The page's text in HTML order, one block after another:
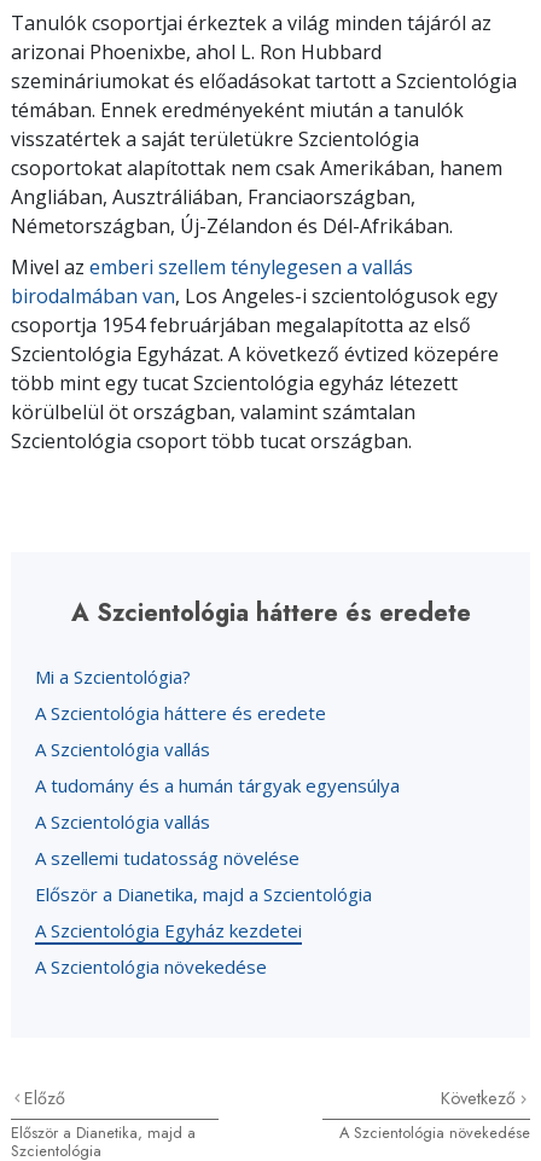
Tanulók csoportjai érkeztek a világ minden tájáról az
arizonai Phoenixbe, ahol L. Ron Hubbard
szemináriumokat és előadásokat tartott a Szcientológia
témában. Ennek eredményeként miután a tanulók
visszatértek a saját területükre Szcientológia
csoportokat alapítottak nem csak Amerikában, hanem
Angliában, Ausztráliában, Franciaországban,
Németországban, Új-Zélandon és Dél-Afrikában.
Mivel az emberi szellem ténylegesen a vallás
birodalmában van, Los Angeles-i szcientológusok egy
csoportja 1954 februárjában megalapította az első
Szcientológia Egyházat. A következő évtized közepére
több mint egy tucat Szcientológia egyház létezett
körülbelül öt országban, valamint számtalan
Szcientológia csoport több tucat országban.
A Szcientológia háttere és eredete
Mi a Szcientológia?
A Szcientológia háttere és eredete
A Szcientológia vallás
A tudomány és a humán tárgyak egyensúlya
A Szcientológia vallás
A szellemi tudatosság növelése
Először a Dianetika, majd a Szcientológia
A Szcientológia Egyház kezdetei
A Szcientológia növekedése
Előző
Először a Dianetika, majd a
Szcientológia
Következő
A Szcientológia növekedése